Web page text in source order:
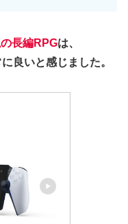
長編RPGは、
良いと感じました。